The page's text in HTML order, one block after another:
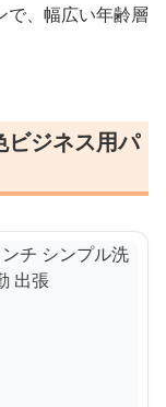
で、幅広い年齢層
ビジネス用パ